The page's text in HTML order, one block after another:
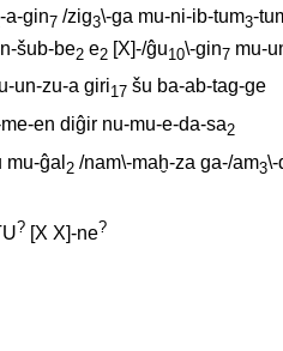
-a-gin7 /zig3\-ga mu-ni-ib-tum3-
šub-be2 e2 [X]-/ĝu10\-gin7 mu-
un-zu-a giri17 šu ba-ab-tag-ge
en diĝir nu-mu-e-da-sa2
mu-ĝal 2 /nam\-maḫ-za ga-/am3\-
? [X X]-ne?